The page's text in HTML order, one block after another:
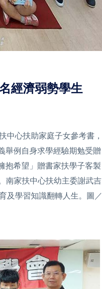
經濟弱勢學生
中心扶助家庭子女參考書，
舉例自身求學經驗期勉受贈
抱希望」贈書家扶學子客製
南家扶中心扶幼主委謝武吉
及學習知識翻轉人生。圖／